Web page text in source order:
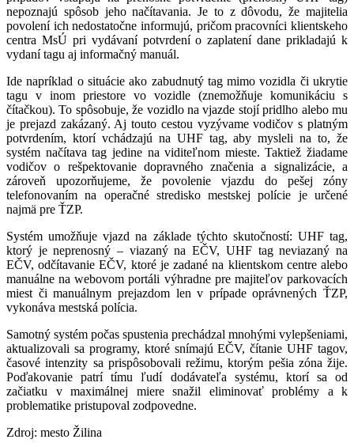
nepoznajú spôsob jeho načítavania. Je to z dôvodu, že majitelia
povolení ich nedostatočne informujú, pričom pracovníci klientskeho
centra MsÚ pri vydávaní potvrdení o zaplatení dane prikladajú k
vydaní tagu aj informačný manuál.
Ide napríklad o situácie ako zabudnutý tag mimo vozidla či ukrytie
tagu v inom priestore vo vozidle (znemožňuje komunikáciu s
čítačkou). To spôsobuje, že vozidlo na vjazde stojí pridlho alebo mu
je prejazd zakázaný. Aj touto cestou vyzývame vodičov s platným
potvrdením, ktorí vchádzajú na UHF tag, aby mysleli na to, že
systém načítava tag jedine na viditeľnom mieste. Taktiež žiadame
vodičov o rešpektovanie dopravného značenia a signalizácie, a
zároveň upozorňujeme, že povolenie vjazdu do pešej zóny
telefonovaním na operačné stredisko mestskej polície je určené
najmä pre ŤZP.
Systém umožňuje vjazd na základe týchto skutočností: UHF tag,
ktorý je neprenosný – viazaný na EČV, UHF tag neviazaný na
EČV, odčítavanie EČV, ktoré je zadané na klientskom centre alebo
manuálne na webovom portáli výhradne pre majiteľov parkovacích
miest či manuálnym prejazdom len v prípade oprávnených ŤZP,
vykonáva mestská polícia.
Samotný systém počas spustenia prechádzal mnohými vylepšeniami,
aktualizovali sa programy, ktoré snímajú EČV, čítanie UHF tagov,
časové intenzity sa prispôsobovali režimu, ktorým pešia zóna žije.
Poďakovanie patrí tímu ľudí dodávateľa systému, ktorí sa od
začiatku v maximálnej miere snažil eliminovať problémy a k
problematike pristupoval zodpovedne.
Zdroj: mesto Žilina